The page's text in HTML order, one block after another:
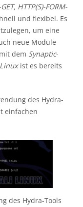
HTTP(S)-FORM-
und flexibel. Es
um eine
neue Module
dem Synaptic-
ist es bereits
des Hydra-
einfachen
des Hydra-Tools